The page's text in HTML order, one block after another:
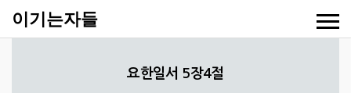
이기는자들
요한일서 5장4절